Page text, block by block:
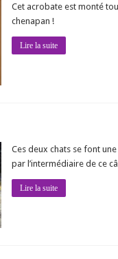
Cet acrobate est monté
chenapan !
Lire la suite
Ces deux chats se font
par l’intermédiaire de ce
Lire la suite